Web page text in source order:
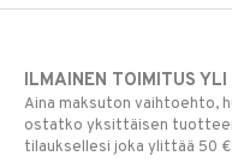
ILMAINEN TOIMITUS
Aina maksuton vaihtoehto,
ostatko yksittäisen
tilauksellesi joka ylittää 50